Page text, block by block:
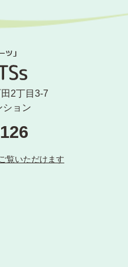
2丁目3-7
ョン
覧いただけます